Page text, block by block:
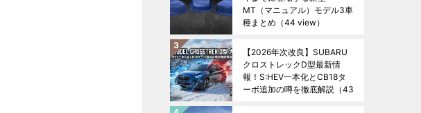
MT（マニュアル）モデル3車
種まとめ （44 view）
【2026年次改良】SUBARU
クロストレックD型最新情
報！S:HEV一本化とCB18タ
ーボ追加の噂を徹底解説 （43